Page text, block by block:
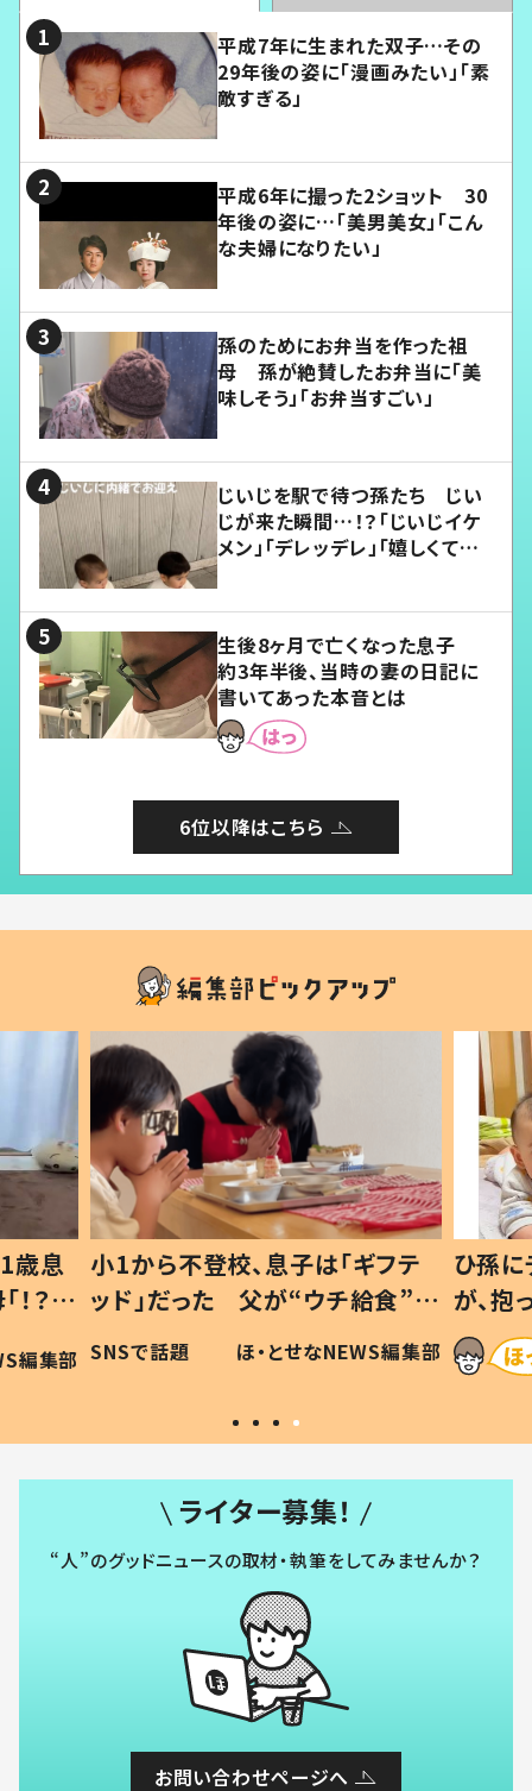
平成7年に生まれた双子…その
29年後の姿に「漫画みたい」「素
敵すぎる」
平成6年に撮った2ショット 30
年後の姿に…「美男美女」「こん
な夫婦になりたい」
孫のためにお弁当を作った祖
母 孫が絶賛したお弁当に「美
味しそう」「お弁当すごい」
じいじを駅で待つ孫たち じい
じが来た瞬間…！？「じいじイケ
メン」「デレッデレ」「嬉しくて可
生後8ヶ月で亡くなった息子
約3年半後、当時の妻の日記に
書いてあった本音とは
6位以降はこちら
フテ
食”を
編集部
ひ孫にデレデレな80歳じいじ
が、抱っこすると…ひ孫の反応に
「涙が出ました」「可愛くて仕方な
い」
ほ・とせなNEWS編集部
ライター募集！
“人”のグッドニュースの取材・執筆をしてみませんか？
お問い合わせページへ